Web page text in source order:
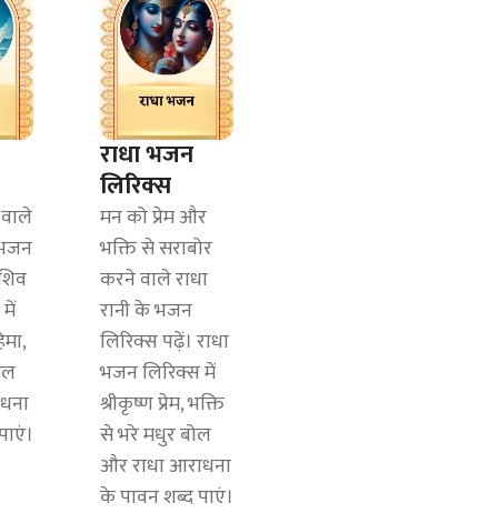
राधा भजन
लिरिक्स
मन को प्रेम और
भक्ति से सराबोर
करने वाले राधा
रानी के भजन
लिरिक्स पढ़ें। राधा
भजन लिरिक्स में
श्रीकृष्ण प्रेम, भक्ति
से भरे मधुर बोल
और राधा आराधना
के पावन शब्द पाएं।